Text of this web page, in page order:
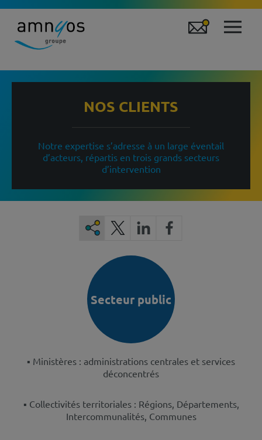
NOS CLIENTS
Notre expertise s’adresse à un large éventail
d’acteurs, répartis en trois grands secteurs
d’intervention
Secteur public
▪️ Ministères : administrations centrales et services
déconcentrés
▪️ Collectivités territoriales : Régions, Départements,
Intercommunalités, Communes